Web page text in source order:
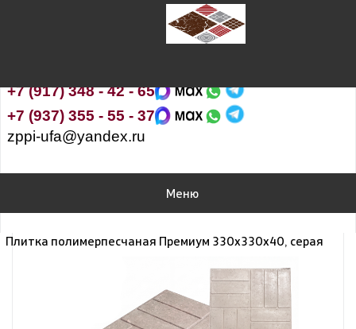
Завод полимерпесчаных изделий
Республика Башкортостан, Уфимский район,
+7 (917) 348 - 42 - 65
+7 (937) 355 - 55 - 37
zppi-ufa@yandex.ru
Меню
Плитка полимерпесчаная Премиум 330х330х40, серая